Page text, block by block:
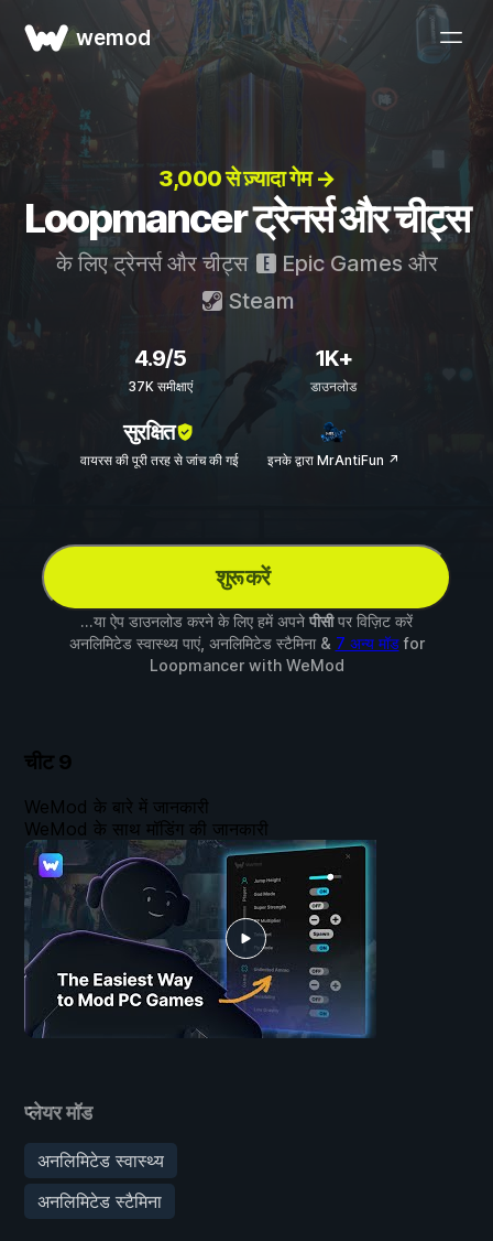
wemod
3,000 से ज़्यादा गेम →
Loopmancer ट्रेनर्स और चीट्स
के लिए ट्रेनर्स और चीट्स Epic Games और
Steam
4.9/5
37K समीक्षाएं
1K+
डाउनलोड
सुरक्षित
वायरस की पूरी तरह से जांच की गई इनके द्वारा MrAntiFun ↗
शुरू करें
...या ऐप डाउनलोड करने के लिए हमें अपने पीसीपर विज़िट करें
अनलिमिटेड स्वास्थ्य पाएं, अनलिमिटेड स्टैमिना & 7 अन्य मॉडfor
Loopmancerwith WeMod
चीट 9
प्लेयर मॉड
अनलिमिटेड स्वास्थ्य
अनलिमिटेड स्टैमिना
WeMod के बारे में जानकारी
WeMod के साथ मॉडिंग की जानकारी